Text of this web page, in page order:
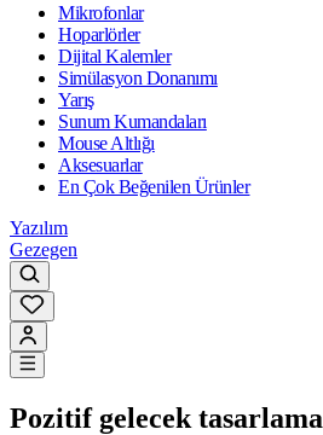
Mikrofonlar
Hoparlörler
Dijital Kalemler
Simülasyon Donanımı
Yarış
Sunum Kumandaları
Mouse Altlığı
Aksesuarlar
En Çok Beğenilen Ürünler
Yazılım
Gezegen
Pozitif gelecek tasarlama